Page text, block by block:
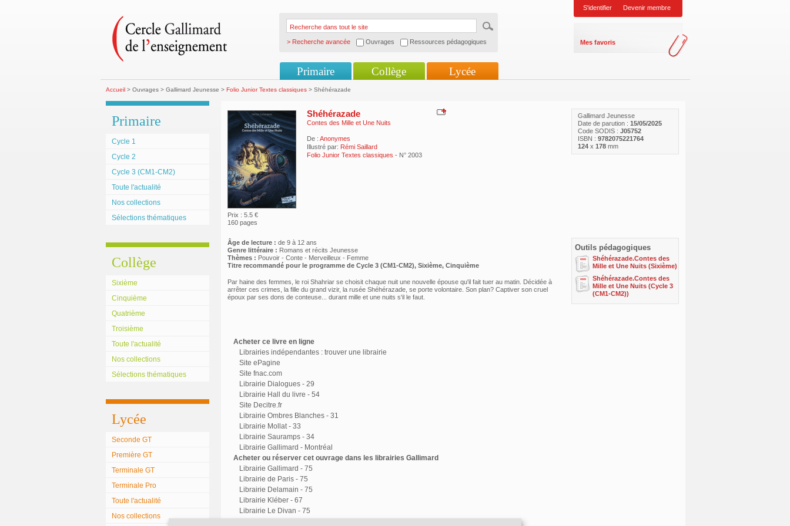
> Recherche avancée Ouvrages Ressources pédagogiques
S'identifier Devenir membre
Mes favoris
Primaire Collège Lycée
Accueil> Ouvrages > Gallimard Jeunesse > Folio Junior Textes classiques> Shéhérazade
Primaire
Cycle 1
Cycle 2
Cycle 3 (CM1-CM2)
Toute l'actualité
Nos collections
Sélections thématiques
Collège
Sixième
Cinquième
Quatrième
Troisième
Toute l'actualité
Nos collections
Sélections thématiques
Lycée
Seconde GT
Première GT
Terminale GT
Terminale Pro
Toute l'actualité
Nos collections
Gallimard Jeunesse
Date de parution : 15/05/2025
Code SODIS : J05752
ISBN : 9782075221764
124x 178mm
Prix : 5.5 €
160 pages
Shéhérazade
Contes des Mille et Une Nuits
De : Anonymes
Illustré par: Rémi Saillard
Folio Junior Textes classiques - N° 2003
Outils pédagogiques
Shéhérazade.Contes des
Mille et Une Nuits (Sixième)
Shéhérazade.Contes des
Mille et Une Nuits (Cycle 3
(CM1-CM2))
Âge de lecture : de 9 à 12 ans
Genre littéraire : Romans et récits Jeunesse
Thèmes : Pouvoir - Conte - Merveilleux - Femme
Titre recommandé pour le programme de Cycle 3 (CM1-CM2), Sixième, Cinquième
Par haine des femmes, le roi Shahriar se choisit chaque nuit une nouvelle épouse qu'il fait tuer au matin. Décidée à
arrêter ces crimes, la fille du grand vizir, la rusée Shéhérazade, se porte volontaire. Son plan? Captiver son cruel
époux par ses dons de conteuse... durant mille et une nuits s'il le faut.
Acheter ce livre en ligne
Librairies indépendantes : trouver une librairie
Site ePagine
Site fnac.com
Librairie Dialogues - 29
Librairie Hall du livre - 54
Site Decitre.fr
Librairie Ombres Blanches - 31
Librairie Mollat - 33
Librairie Sauramps - 34
Librairie Gallimard - Montréal
Acheter ou réserver cet ouvrage dans les librairies Gallimard
Librairie Gallimard - 75
Librairie de Paris - 75
Librairie Delamain - 75
Librairie Kléber - 67
Librairie Le Divan - 75